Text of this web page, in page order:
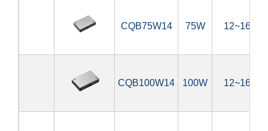
CQB75W14 75W 12~160V
CQB100W14 100W 12~160V